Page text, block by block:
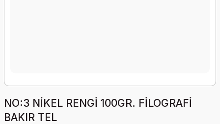
NO:3 NİKEL RENGİ 100GR. FİLOGRAFİ
BAKIR TEL